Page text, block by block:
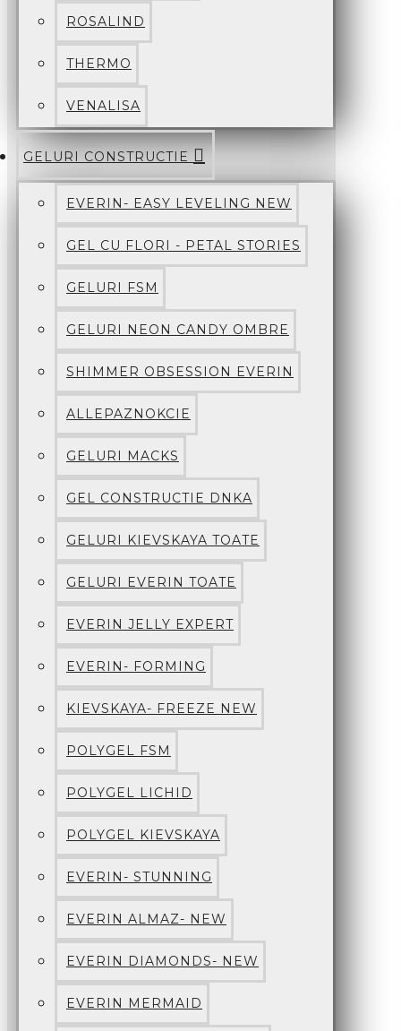
ROSALIND
THERMO
VENALISA
GELURI CONSTRUCTIE
EVERIN- EASY LEVELING NEW
GEL CU FLORI - PETAL STORIES
GELURI FSM
GELURI NEON CANDY OMBRE
SHIMMER OBSESSION EVERIN
ALLEPAZNOKCIE
GELURI MACKS
GEL CONSTRUCTIE DNKA
GELURI KIEVSKAYA TOATE
GELURI EVERIN TOATE
EVERIN JELLY EXPERT
EVERIN- FORMING
KIEVSKAYA- FREEZE NEW
POLYGEL FSM
POLYGEL LICHID
POLYGEL KIEVSKAYA
EVERIN- STUNNING
EVERIN ALMAZ- NEW
EVERIN DIAMONDS- NEW
EVERIN MERMAID